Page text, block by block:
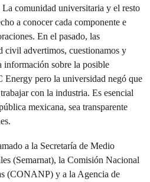
comunidad universitaria y el resto
a conocer cada componente e
En el pasado, las
civil advertimos, cuestionamos y
información sobre la posible
pero la universidad negó que
con la industria. Es esencial
mexicana, sea transparente
a la Secretaría de Medio
(Semarnat), la Comisión Nacional
(CONANP) y a la Agencia de